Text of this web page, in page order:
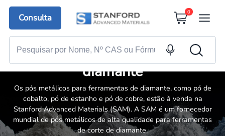
Consulta
0
Pós metálicos para ferramentas de
diamante
Os pós metálicos para ferramentas de diamante, como pó de
cobalto, pó de estanho e pó de cobre, estão à venda na
Stanford Advanced Materials (SAM). A SAM é um fornecedor
mundial de pós metálicos de alta qualidade para ferramentas
de corte de diamante.